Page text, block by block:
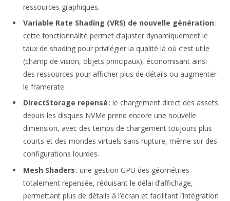
ressources graphiques.
Variable Rate Shading (VRS) de nouvelle génération :
cette fonctionnalité permet d’ajuster dynamiquement le
taux de shading pour privilégier la qualité là où c’est utile
(champ de vision, objets principaux), économisant ainsi
des ressources pour afficher plus de détails ou augmenter
le framerate.
DirectStorage repensé : le chargement direct des assets
depuis les disques NVMe prend encore une nouvelle
dimension, avec des temps de chargement toujours plus
courts et des mondes virtuels sans rupture, même sur des
configurations lourdes.
Mesh Shaders : une gestion GPU des géométries
totalement repensée, réduisant le délai d’affichage,
permettant plus de détails à l’écran et facilitant l’intégration